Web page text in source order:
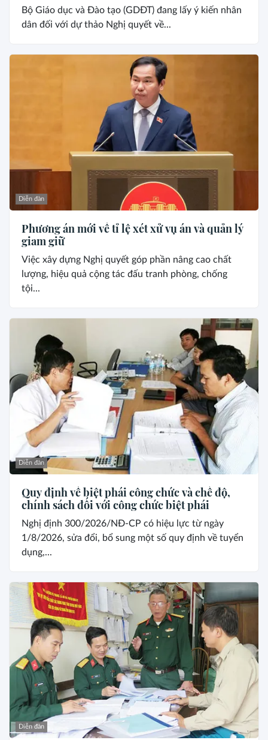
Bộ Giáo dục và Đào tạo (GDĐT) đang lấy ý kiến nhân
dân đối với dự thảo Nghị quyết về...
Diễn đàn
Phương án mới về tỉ lệ xét xử vụ án và quản lý
giam giữ
Việc xây dựng Nghị quyết góp phần nâng cao chất
lượng, hiệu quả cộng tác đấu tranh phòng, chống
tội...
Diễn đàn
Quy định về biệt phái công chức và chế độ,
chính sách đối với công chức biệt phái
Nghị định 300/2026/NĐ-CP có hiệu lực từ ngày
1/8/2026, sửa đổi, bổ sung một số quy định về tuyển
dụng,...
Diễn đàn